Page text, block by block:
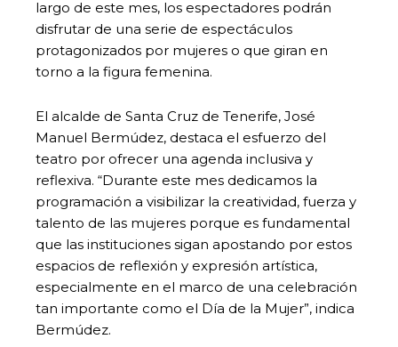
largo de este mes, los espectadores podrán
disfrutar de una serie de espectáculos
protagonizados por mujeres o que giran en
torno a la figura femenina.
El alcalde de Santa Cruz de Tenerife, José
Manuel Bermúdez, destaca el esfuerzo del
teatro por ofrecer una agenda inclusiva y
reflexiva. “Durante este mes dedicamos la
programación a visibilizar la creatividad, fuerza y
talento de las mujeres porque es fundamental
que las instituciones sigan apostando por estos
espacios de reflexión y expresión artística,
especialmente en el marco de una celebración
tan importante como el Día de la Mujer”, indica
Bermúdez.